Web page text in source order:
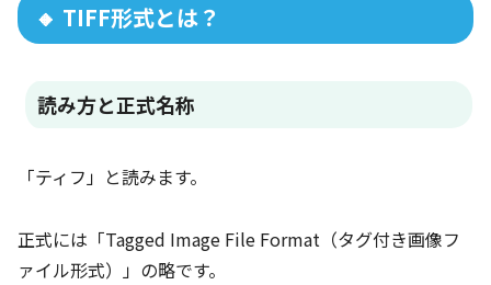
🔸 TIFF形式とは？
読み方と正式名称
「ティフ」と読みます。
正式には「Tagged Image File Format（タグ付き画像フ
ァイル形式）」の略です。